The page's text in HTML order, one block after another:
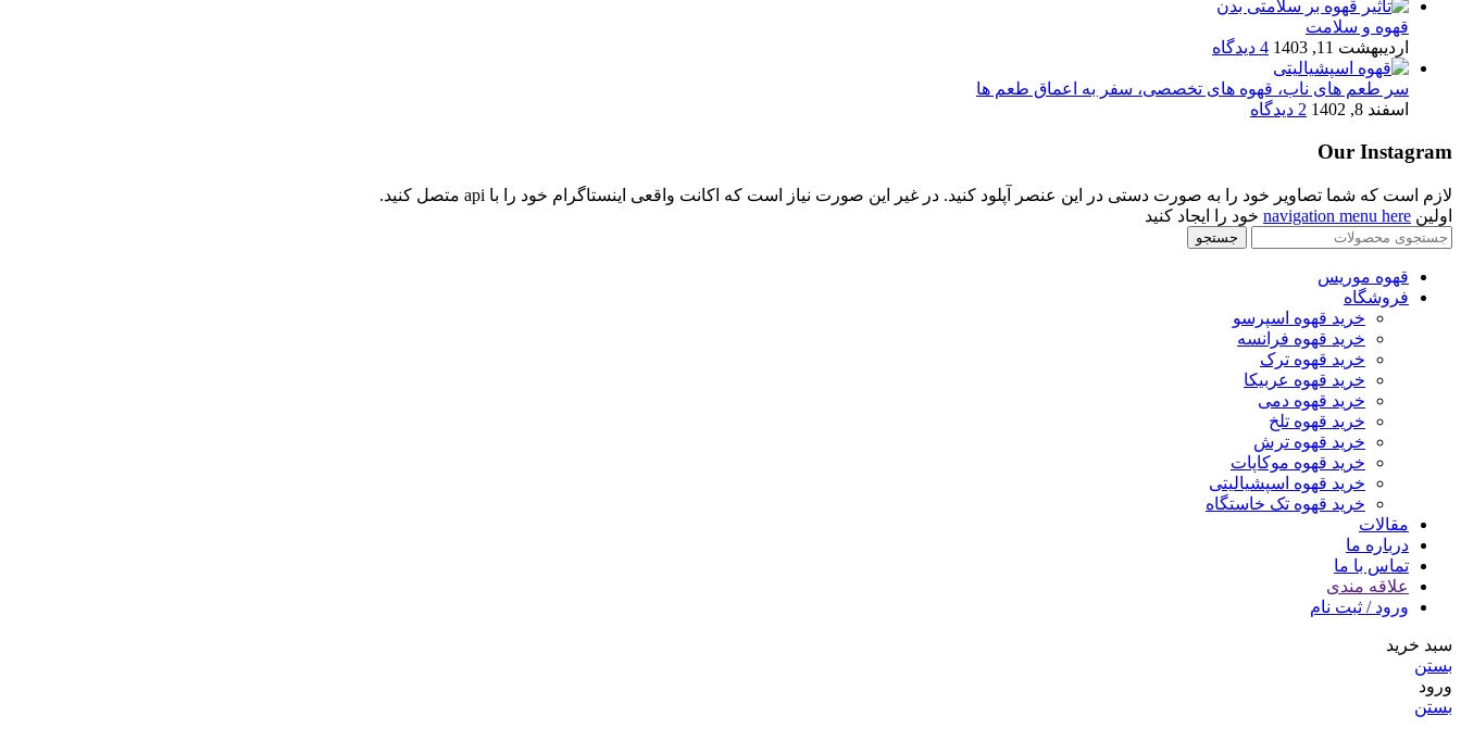
قهوه و سلامت
اردیبهشت 11, 1403
4 دیدگاه
سر طعم های ناب، قهوه های تخصصی، سفر به اعماق طعم ها
اسفند 8, 1402
2 دیدگاه
Our Instagram
لازم است که شما تصاویر خود را به صورت دستی در این عنصر آپلود کنید. در غیر این صورت نیاز است که اکانت واقعی اینستاگرام خود را با api متصل کنید.
اولین navigation menu here خود را ایجاد کنید
جستجو
قهوه موریس
فروشگاه
خرید قهوه اسپرسو
خرید قهوه فرانسه
خرید قهوه ترک
خرید قهوه عربیکا
خرید قهوه دمی
خرید قهوه تلخ
خرید قهوه ترش
خرید قهوه موکاپات
خرید قهوه اسپشیالیتی
خرید قهوه تک خاستگاه
مقالات
درباره ما
تماس با ما
علاقه مندی
ورود / ثبت نام
سبد خرید
بستن
ورود
بستن